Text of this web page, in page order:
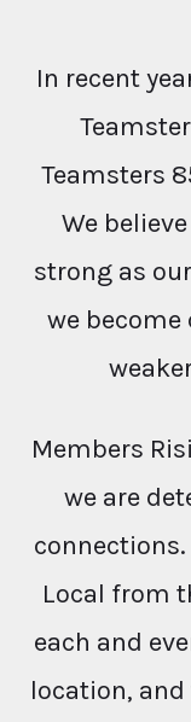
In recent
Teamsters
We
strong as
we become
Members
we are
Local from
each and
location,